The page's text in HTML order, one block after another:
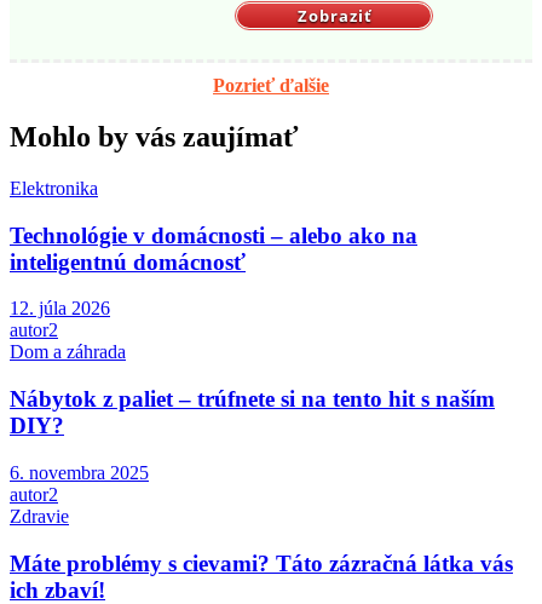
Zobraziť
Pozrieť ďalšie
Mohlo by vás zaujímať
Elektronika
Technológie v domácnosti – alebo ako na
inteligentnú domácnosť
12. júla 2026
autor2
Dom a záhrada
Nábytok z paliet – trúfnete si na tento hit s naším
DIY?
6. novembra 2025
autor2
Zdravie
Máte problémy s cievami? Táto zázračná látka vás
ich zbaví!